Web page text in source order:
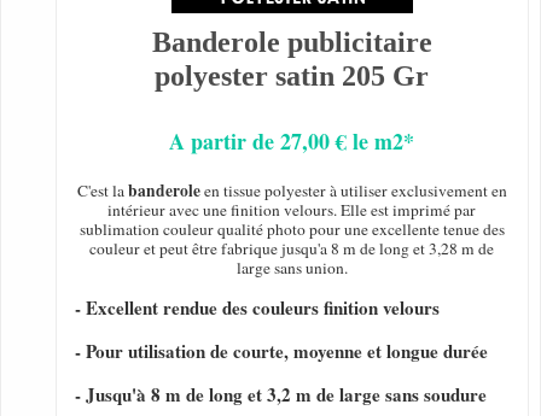
Banderole publicitaire
polyester satin 205 Gr
A partir de 27,00 € le m2*
C'est labanderoleen tissue polyester à utiliser exclusivement en
intérieur avec une finition velours. Elle est imprimé par
sublimation couleur qualité photo pour une excellente tenue des
couleur et peut être fabrique jusqu'a 8 m de long et 3,28 m de
large sans union.
- Excellent rendue des couleurs finition velours
- Pour utilisation de courte, moyenne et longue durée
- Jusqu'à 8 m de long et 3,2 m de large sans soudure